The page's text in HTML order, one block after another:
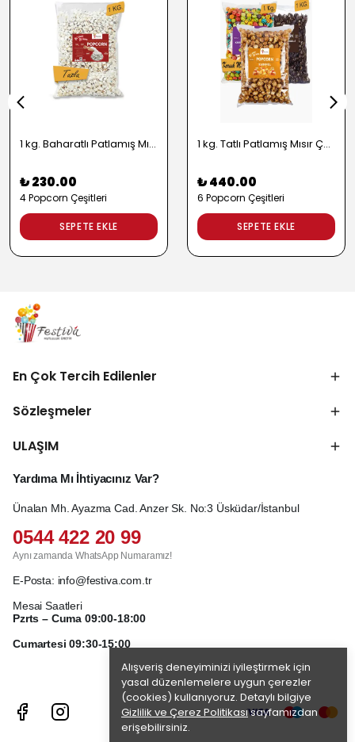
Alışveriş deneyiminizi iyileştirmek için
yasal düzenlemelere uygun çerezler
(cookies) kullanıyoruz. Detaylı bilgiye
Gizlilik ve Çerez Politikasısayfamızdan
erişebilirsiniz.
1 kg. Baharatlı Patlamış Mısır Çeşitleri - 2724
₺ 230.00
4 Popcorn Çeşitleri
SEPETE EKLE
1 kg. Tatlı Patlamış Mısır Çeşitleri - 2722
₺ 440.00
6 Popcorn Çeşitleri
SEPETE EKLE
En Çok Tercih Edilenler
Sözleşmeler
ULAŞIM
Yardıma Mı İhtiyacınız Var?
Ünalan Mh. Ayazma Cad. Anzer Sk. No:3 Üsküdar/İstanbul
0544 422 20 99
Aynı zamanda WhatsApp Numaramız!
E-Posta: info@festiva.com.tr
Mesai Saatleri
Pzrts – Cuma 09:00-18:00
Cumartesi 09:30-15:00